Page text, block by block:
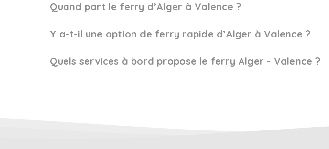
Quand part le ferry d’Alger à Valence ?
Y a-t-il une option de ferry rapide d’Alger à Valence ?
Quels services à bord propose le ferry Alger - Valence ?